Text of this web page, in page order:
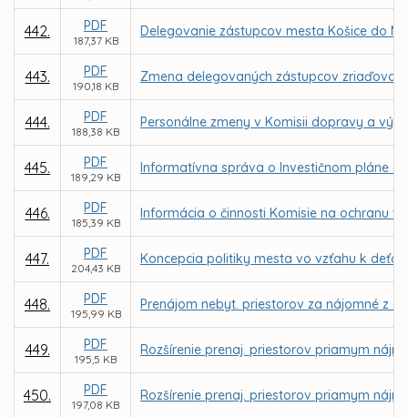
442. PDF
187,37 KB
Delegovanie zástupcov mesta Košice do
443. PDF
190,18 KB
Zmena delegovaných zástupcov
444. PDF
188,38 KB
Personálne zmeny v Komisii dopravy a
445. PDF
189,29 KB
Informatívna správa o Investičnom pláne
446. PDF
185,39 KB
Informácia o činnosti Komisie na ochranu
447. PDF
204,43 KB
Koncepcia politiky mesta vo vzťahu k
448. PDF
195,99 KB
Prenájom nebyt. priestorov za nájomné z
449. PDF
195,5 KB
Rozšírenie prenaj. priestorov priamym
450. PDF
197,08 KB
Rozšírenie prenaj. priestorov priamym